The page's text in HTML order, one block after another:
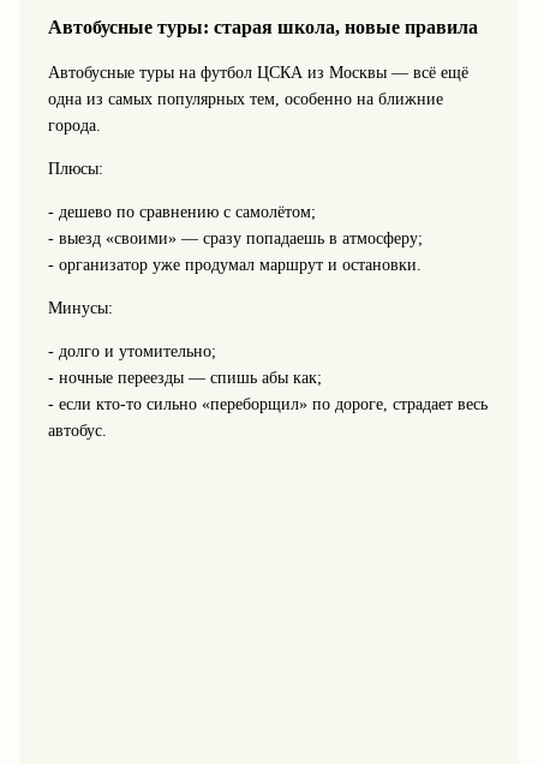
Автобусные туры: старая школа, новые правила
Автобусные туры на футбол ЦСКА из Москвы — всё ещё
одна из самых популярных тем, особенно на ближние
города.
Плюсы:
- дешево по сравнению с самолётом;
- выезд «своими» — сразу попадаешь в атмосферу;
- организатор уже продумал маршрут и остановки.
Минусы:
- долго и утомительно;
- ночные переезды — спишь абы как;
- если кто-то сильно «переборщил» по дороге, страдает весь
автобус.